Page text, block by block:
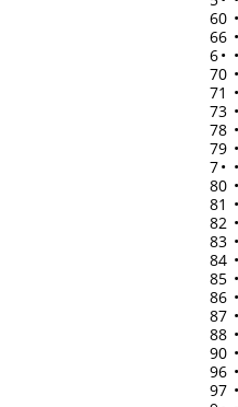
60 •
66 •
6• •
70 •
71 •
73 •
78 •
79 •
7• •
80 •
81 •
82 •
83 •
84 •
85 •
86 •
87 •
88 •
90 •
96 •
97 •